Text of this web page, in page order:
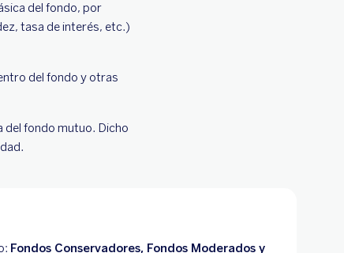
del fondo, por
tasa de interés, etc.)
del fondo y otras
del fondo mutuo. Dicho
Fondos Conservadores, Fondos Moderados y